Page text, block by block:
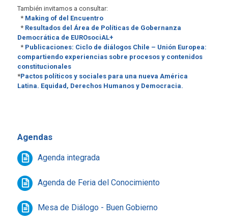
También invitamos a consultar:
* Making of del Encuentro
* Resultados del Área de Políticas de Gobernanza
Democrática de EUROsociAL+
* Publicaciones: Ciclo de diálogos Chile – Unión Europea:
compartiendo expe­riencias sobre procesos y contenidos
constitucionales
*Pactos políticos y sociales para una nueva América
Latina. Equidad, Derechos Humanos y Democracia.
Agendas
Agenda integrada
Agenda de Feria del Conocimiento
Mesa de Diálogo - Buen Gobierno